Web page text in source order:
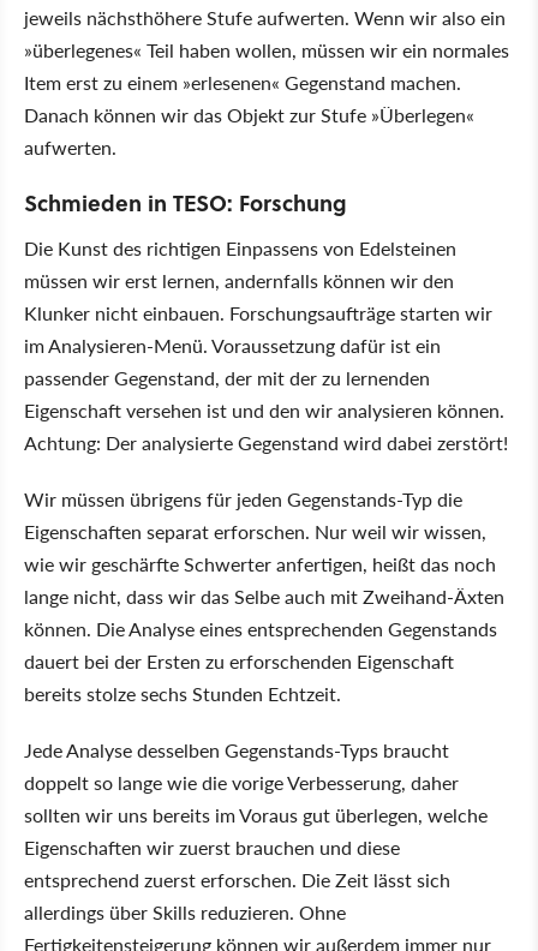
jeweils nächsthöhere Stufe aufwerten. Wenn wir also ein
»überlegenes« Teil haben wollen, müssen wir ein normales
Item erst zu einem »erlesenen« Gegenstand machen.
Danach können wir das Objekt zur Stufe »Überlegen«
aufwerten.
Schmieden in TESO: Forschung
Die Kunst des richtigen Einpassens von Edelsteinen
müssen wir erst lernen, andernfalls können wir den
Klunker nicht einbauen. Forschungsaufträge starten wir
im Analysieren-Menü. Voraussetzung dafür ist ein
passender Gegenstand, der mit der zu lernenden
Eigenschaft versehen ist und den wir analysieren können.
Achtung: Der analysierte Gegenstand wird dabei zerstört!
Wir müssen übrigens für jeden Gegenstands-Typ die
Eigenschaften separat erforschen. Nur weil wir wissen,
wie wir geschärfte Schwerter anfertigen, heißt das noch
lange nicht, dass wir das Selbe auch mit Zweihand-Äxten
können. Die Analyse eines entsprechenden Gegenstands
dauert bei der Ersten zu erforschenden Eigenschaft
bereits stolze sechs Stunden Echtzeit.
Jede Analyse desselben Gegenstands-Typs braucht
doppelt so lange wie die vorige Verbesserung, daher
sollten wir uns bereits im Voraus gut überlegen, welche
Eigenschaften wir zuerst brauchen und diese
entsprechend zuerst erforschen. Die Zeit lässt sich
allerdings über Skills reduzieren. Ohne
Fertigkeitensteigerung können wir außerdem immer nur